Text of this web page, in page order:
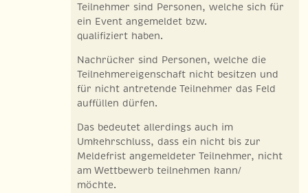
Teilnehmer sind Personen, welche sich für
ein Event angemeldet bzw.
qualifiziert haben.
Nachrücker sind Personen, welche die
Teilnehmereigenschaft nicht besitzen und
für nicht antretende Teilnehmer das Feld
auffüllen dürfen.
Das bedeutet allerdings auch im
Umkehrschluss, dass ein nicht bis zur
Meldefrist angemeldeter Teilnehmer, nicht
am Wettbewerb teilnehmen kann/
möchte.